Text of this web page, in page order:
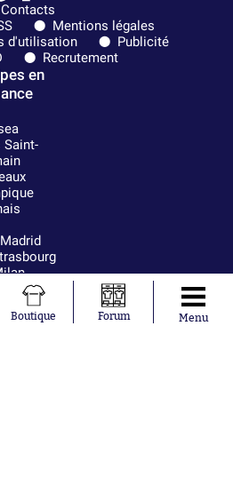
Contacts
Mentions légales
d'utilisation
Publicité
Recrutement
en
Saint-
Boutique Forum Menu